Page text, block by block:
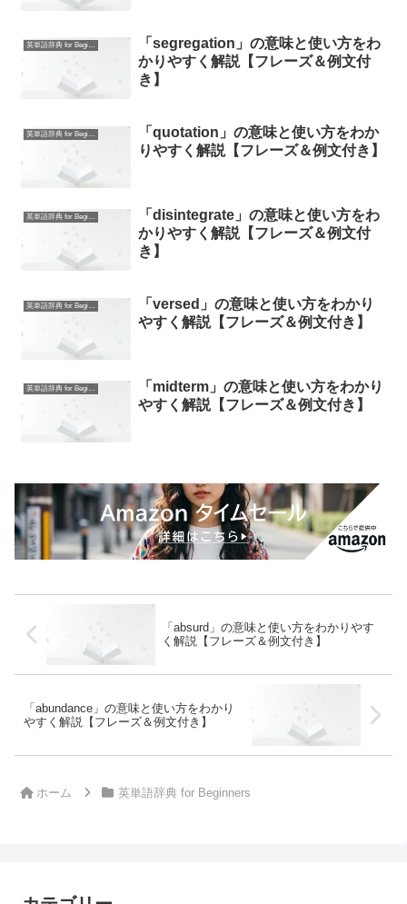
英単語辞典 for Beginners
「segregation」の意味と使い方をわ
かりやすく解説【フレーズ＆例文付
き】
英単語辞典 for Beginners
「quotation」の意味と使い方をわか
りやすく解説【フレーズ＆例文付き】
英単語辞典 for Beginners
「disintegrate」の意味と使い方をわ
かりやすく解説【フレーズ＆例文付
き】
英単語辞典 for Beginners
「versed」の意味と使い方をわかり
やすく解説【フレーズ＆例文付き】
英単語辞典 for Beginners
「midterm」の意味と使い方をわかり
やすく解説【フレーズ＆例文付き】
「absurd」の意味と使い方をわかりやす
く解説【フレーズ＆例文付き】
「abundance」の意味と使い方をわかり
やすく解説【フレーズ＆例文付き】
ホーム 英単語辞典 for Beginners